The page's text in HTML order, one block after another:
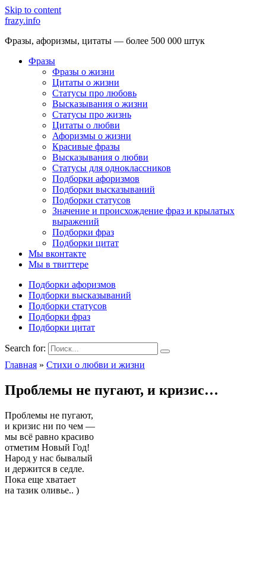
Skip to content
frazy.info
Фразы, афоризмы, цитаты — более 500 000 штук
Фразы
Фразы о жизни
Цитаты о жизни
Статусы про любовь
Высказывания о жизни
Статусы про жизнь
Цитаты о любви
Афоризмы о жизни
Красивые фразы
Высказывания о любви
Статусы для одноклассников
Подборки афоризмов
Подборки высказываний
Подборки статусов
Значение и происхождение фраз и крылатых
выражений
Подборки фраз
Подборки цитат
Мы вконтакте
Мы в твиттере
Подборки афоризмов
Подборки высказываний
Подборки статусов
Подборки фраз
Подборки цитат
Search for:
Главная » Стихи о любви и жизни
Проблемы не пугают, и кризис…
Проблемы не пугают,
и кризис ни по чем —
мы всё равно красиво
отметим Новый Год!
Народ у нас бывалый
и держится в седле.
Пока еще хватает
на тазик оливье.. )